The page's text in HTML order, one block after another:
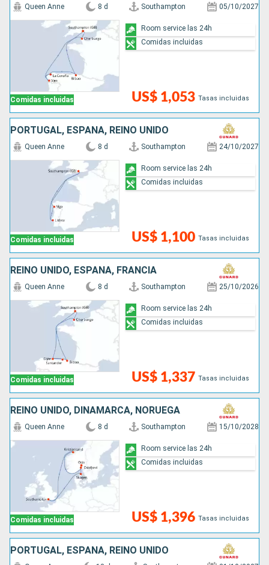
Comidas incluidas
Queen Anne 8 d Southampton 05/10/2027
US$ 1,053 Tasas incluidas
Room service las 24h
Comidas incluidas
PORTUGAL, ESPAÑA, REINO UNIDO
Comidas incluidas
Queen Anne 8 d Southampton 24/10/2027
US$ 1,100 Tasas incluidas
Room service las 24h
Comidas incluidas
REINO UNIDO, ESPAÑA, FRANCIA
Comidas incluidas
Queen Anne 8 d Southampton 25/10/2026
US$ 1,337 Tasas incluidas
Room service las 24h
Comidas incluidas
REINO UNIDO, DINAMARCA, NORUEGA
Comidas incluidas
Queen Anne 8 d Southampton 15/10/2028
US$ 1,396 Tasas incluidas
Room service las 24h
Comidas incluidas
PORTUGAL, ESPAÑA, REINO UNIDO